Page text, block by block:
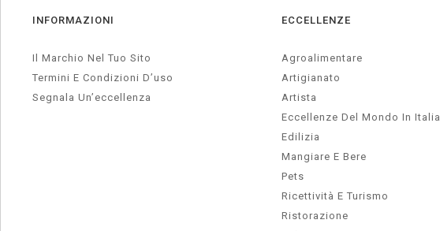
INFORMAZIONI
Il Marchio Nel Tuo Sito
Termini E Condizioni D’uso
Segnala Un’eccellenza
ECCELLENZE
Agroalimentare
Artigianato
Artista
Eccellenze Del Mondo In Italia
Edilizia
Mangiare E Bere
Pets
Ricettività E Turismo
Ristorazione